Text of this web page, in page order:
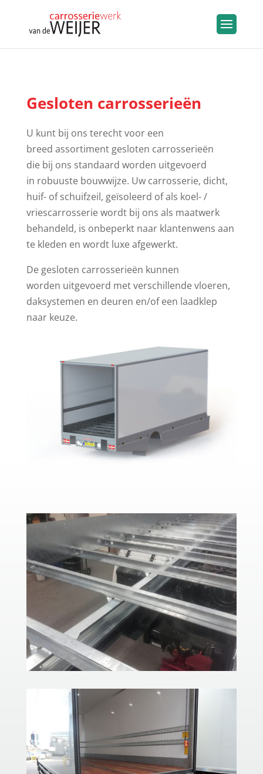
Gesloten carrosserieën
U kunt bij ons terecht voor een
breed assortiment gesloten carrosserieën
die bij ons standaard worden uitgevoerd
in robuuste bouwwijze. Uw carrosserie, dicht,
huif- of schuifzeil, geïsoleerd of als koel- /
vriescarrosserie wordt bij ons als maatwerk
behandeld, is onbeperkt naar klantenwens aan
te kleden en wordt luxe afgewerkt.
De gesloten carrosserieën kunnen
worden uitgevoerd met verschillende vloeren,
daksystemen en deuren en/of een laadklep
naar keuze.